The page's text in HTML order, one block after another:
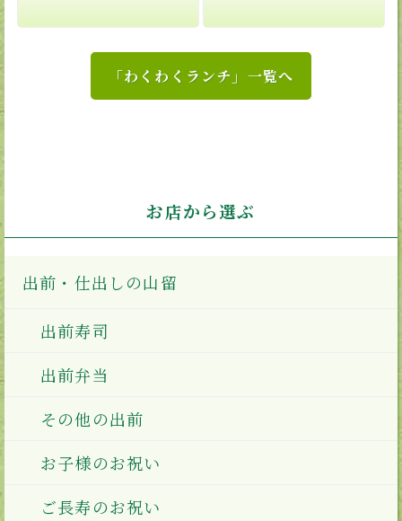
「わくわくランチ」一覧へ
お店から選ぶ
出前・仕出しの山留
出前寿司
出前弁当
その他の出前
お子様のお祝い
ご長寿のお祝い